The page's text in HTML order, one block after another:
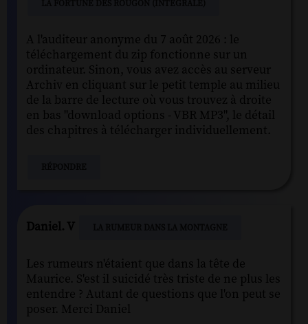
A l'auditeur anonyme du 7 août 2026 : le
téléchargement du zip fonctionne sur un
ordinateur. Sinon, vous avez accès au serveur
Archiv en cliquant sur le petit temple au milieu
de la barre de lecture où vous trouvez à droite
en bas "download options - VBR MP3", le détail
des chapitres à télécharger individuellement.
Daniel. V
Les rumeurs n'étaient que dans la tête de
Maurice. S'est il suicidé très triste de ne plus les
entendre ? Autant de questions que l'on peut se
poser. Merci Daniel